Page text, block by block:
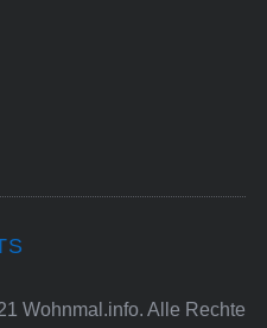
Wohnmal.info. Alle Rechte